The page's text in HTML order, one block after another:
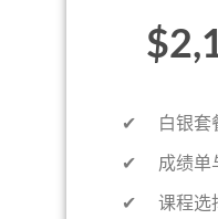
✔ 白银套
✔ 成绩单
✔ 课程选